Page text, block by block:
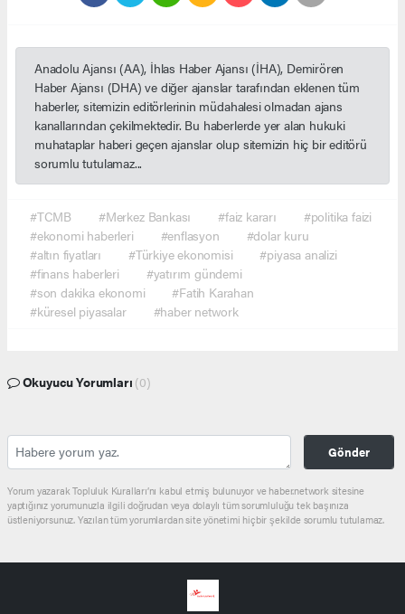
Anadolu Ajansı (AA), İhlas Haber Ajansı (İHA), Demirören
Haber Ajansı (DHA) ve diğer ajanslar tarafından eklenen tüm
haberler, sitemizin editörlerinin müdahalesi olmadan ajans
kanallarından çekilmektedir. Bu haberlerde yer alan hukuki
muhataplar haberi geçen ajanslar olup sitemizin hiç bir editörü
sorumlu tutulamaz...
#TCMB #Merkez Bankası #faiz kararı
#politika faizi
#ekonomi haberleri
#enflasyon
#dolar kuru
#altın fiyatları
#Türkiye ekonomisi
#piyasa analizi
#finans haberleri
#yatırım gündemi
#son dakika ekonomi
#Fatih Karahan
#küresel piyasalar
#haber network
Okuyucu Yorumları (0)
Gönder
Yorum yazarak Topluluk Kuralları’nı kabul etmiş bulunuyor ve haber.network sitesine
yaptığınız yorumunuzla ilgili doğrudan veya dolaylı tüm sorumluluğu tek başınıza
üstleniyorsunuz. Yazılan tüm yorumlardan site yönetimi hiçbir şekilde sorumlu tutulamaz.